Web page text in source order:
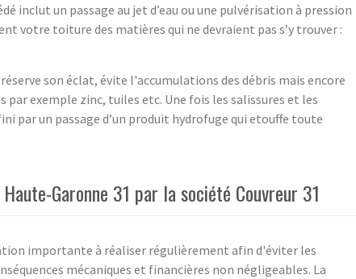
inclut un passage au jet d’eau ou une pulvérisation à pression
votre toiture des matières qui ne devraient pas s’y trouver :
son éclat, évite l'accumulations des débris mais encore
exemple zinc, tuiles etc. Une fois les salissures et les
par un passage d’un produit hydrofuge qui etouffe toute
Garonne 31 par la société Couvreur 31
importante à réaliser régulièrement afin d'éviter les
mécaniques et financières non négligeables. La